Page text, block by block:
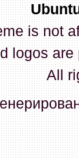
же
3-
is not
logos
All